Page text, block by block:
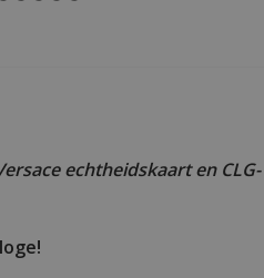
echtheidskaart en CLG-